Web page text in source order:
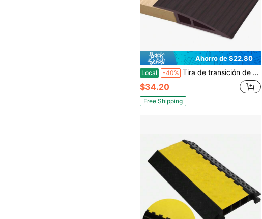
Ahorro de $22.80
Local -40% Tira de transición de piso de vinilo autoadhesiva, utilizada para la transición en el borde de los pisos laminados y puertas, el ancho es de 1/2 a 2/3 de pulgada (negro, 6.6 pies).
$34.20
Free Shipping